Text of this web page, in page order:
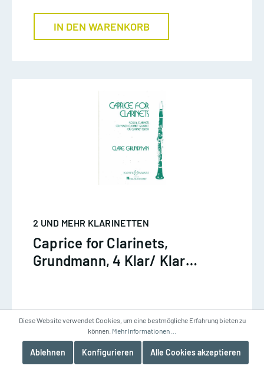
IN DEN WARENKORB
2 UND MEHR KLARINETTEN
Caprice for Clarinets,
Grundmann, 4 Klar/ Klar
PART ST, GRUNDMAN CLARE, 4 KLAR
18,00 €*
Diese Website verwendet Cookies, um eine bestmögliche Erfahrung bieten zu
können. Mehr Informationen ...
Ablehnen Konfigurieren Alle Cookies akzeptieren